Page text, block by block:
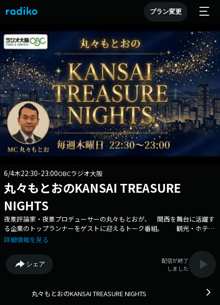
プラン変更
6/4木22:30-23:00OBCラジオ大阪
丸々もとおのKANSAI TREASURE
NIGHTS
夜景評論家・夜景プロデューサーの丸々もとおが、 関西を舞台に活躍す
る企業のトップランナーをゲストに迎えるトーク番組。 観光・ホテ
ル・地域振興など多彩な分野で関西を動かす経営者たちの情熱と哲学、
域への想いまで＿＿ 普段は聞けないトップの本音を、丸々もとおが丁寧
に引き出します。 関西の夜に、輝く人たちの物語をお届けする特別な
時間をお楽しみください。
詳細情報を見る
シェア
配信が終了
しました
丸々もとおのKANSAI TREASURE NIGHTS